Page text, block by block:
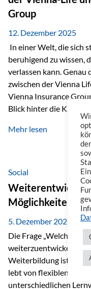
Group
12. Dezember 2025
In einer Welt, die sich
beruhigend zu wissen,
verlassen kann. Genau
zwischen der Vienna
Vienna Insurance
Blick hinter die
beeindruckender
einem stabilen
Europa Die Vienna
Versicherungsgruppe
50
verbindet sie
Kompetenz.
Mehr lesen
Social
Möglichkeiten es
5. Dezember 2025
Die Frage „Welche
weiterzuentwickeln?“
Weiterbildung ist längst
lebt von flexiblen
unterschiedlichen